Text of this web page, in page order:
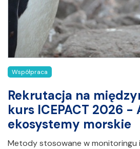
Współpraca
Rekrutacja na
kurs ICEPACT 2026
ekosystemy morskie
Metody stosowane w monitoringu